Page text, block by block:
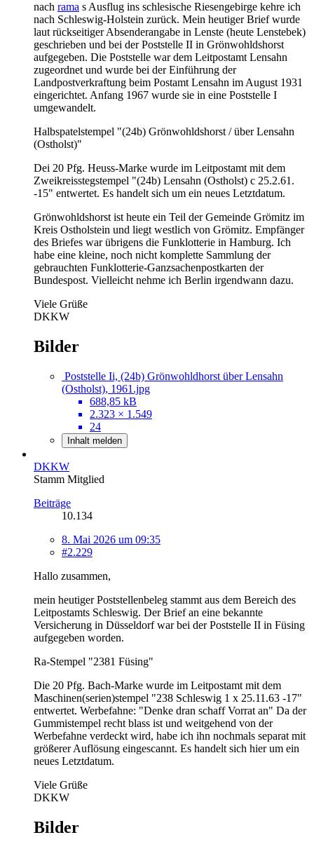
nach rama s Ausflug ins schlesische Riesengebirge kehre ich
nach Schleswig-Holstein zurück. Mein heutiger Brief wurde
laut rückseitiger Absenderangabe in Lenste (heute Lenstebek)
geschrieben und bei der Poststelle II in Grönwohldshorst
aufgegeben. Die Poststelle war dem Leitpostamt Lensahn
zugeordnet und wurde bei der Einführung der
Landpostverkraftung beim Postamt Lensahn im August 1931
eingerichtet. Anfang 1967 wurde sie in eine Poststelle I
umgewandelt.
Halbspatelstempel "(24b) Grönwohldshorst / über Lensahn
(Ostholst)"
Dei 20 Pfg. Heuss-Marke wurde im Leitpostamt mit dem
Zweikreisstegstempel "(24b) Lensahn (Ostholst) c 25.2.61.
-15" entwertet. Es handelt sich um ein neues Letztdatum.
Grönwohldshorst ist heute ein Teil der Gemeinde Grömitz im
Kreis Ostholstein und liegt westlich von Grömitz. Empfänger
des Briefes war übrigens die Funklotterie in Hamburg. Ich
habe eine kleine, noch nicht komplette Sammlung der
gebrauchten Funklotterie-Ganzsachenpostkarten der
Bundespost. Vielleicht nehme ich Berlin irgendwann dazu.
Viele Grüße
DKKW
Bilder
Poststelle Ii, (24b) Grönwohldhorst über Lensahn
(Ostholst), 1961.jpg
688,85 kB
2.323 × 1.549
24
Inhalt melden
DKKW
Stamm Mitglied
Beiträge
10.134
8. Mai 2026 um 09:35
#2.229
Hallo zusammen,
mein heutiger Poststellenbeleg stammt aus dem Bereich des
Leitpostamts Schleswig. Der Brief an eine bekannte
Versicherung in Düsseldorf war bei der Poststelle II in Füsing
aufgegeben worden.
Ra-Stempel "2381 Füsing"
Die 20 Pfg. Bach-Marke wurde im Leitpostamt mit dem
Maschinen(serien)stempel "238 Schleswig 1 x 25.11.63 -17"
entwertet. Werbefahne: "Denke dran schaff Vorrat an" Da der
Gummistempel recht blass ist und weitgehend von der
Werbefahne verdeckt wird, habe ich ihn nochmals separat mit
größerer Auflösung eingescannt. Es handelt sich hier um ein
neues Letztdatum.
Viele Grüße
DKKW
Bilder